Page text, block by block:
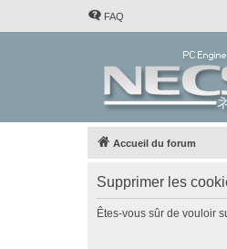
FAQ
Accueil du forum
Supprimer les
Êtes-vous sûr de vouloir